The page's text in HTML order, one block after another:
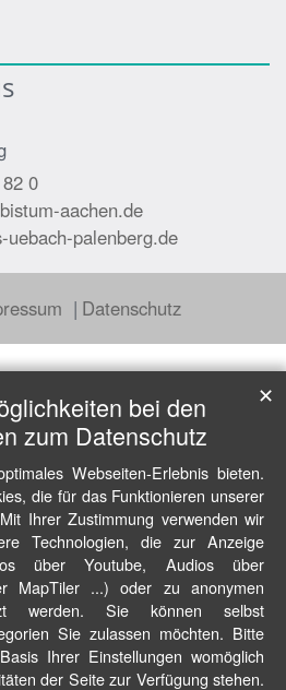
0
aachen.de
uebach-palenberg.de
Datenschutz
bei den
zum Datenschutz
Webseiten-Erlebnis bieten.
die für das Funktionieren unserer
Ihrer Zustimmung verwenden wir
Technologien, die zur Anzeige
über Youtube, Audios über
MapTiler ...) oder zu anonymen
werden. Sie können selbst
Sie zulassen möchten. Bitte
Ihrer Einstellungen womöglich
der Seite zur Verfügung stehen.
✕